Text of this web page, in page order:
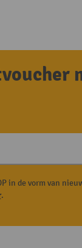
in de vorm van
.